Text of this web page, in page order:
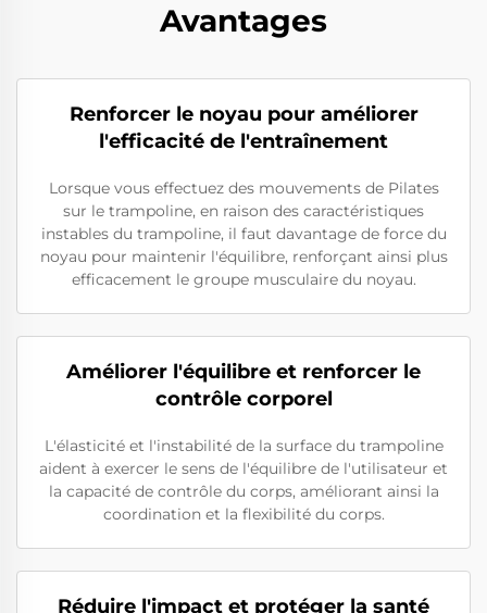
Avantages
Renforcer le noyau pour améliorer
l'efficacité de l'entraînement
Lorsque vous effectuez des mouvements de Pilates
sur le trampoline, en raison des caractéristiques
instables du trampoline, il faut davantage de force du
noyau pour maintenir l'équilibre, renforçant ainsi plus
efficacement le groupe musculaire du noyau.
Améliorer l'équilibre et renforcer le
contrôle corporel
L'élasticité et l'instabilité de la surface du trampoline
aident à exercer le sens de l'équilibre de l'utilisateur et
la capacité de contrôle du corps, améliorant ainsi la
coordination et la flexibilité du corps.
Réduire l'impact et protéger la santé